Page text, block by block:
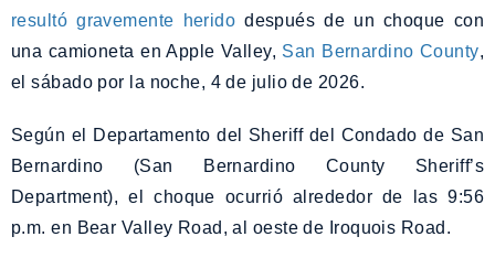
resultó gravemente herido después de un choque con
una camioneta en Apple Valley, San Bernardino County,
el sábado por la noche, 4 de julio de 2026.
Según el Departamento del Sheriff del Condado de San
Bernardino (San Bernardino County Sheriff’s
Department), el choque ocurrió alrededor de las 9:56
p.m. en Bear Valley Road, al oeste de Iroquois Road.